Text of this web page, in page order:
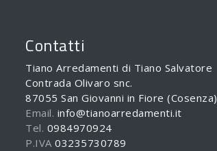
Contatti
Tiano Arredamenti di Tiano Salvatore
Contrada Olivaro snc.
87055 San Giovanni in Fiore (Cosenza)
Email. info@tianoarredamenti.it
Tel. 0984970924
P.IVA 03235730789